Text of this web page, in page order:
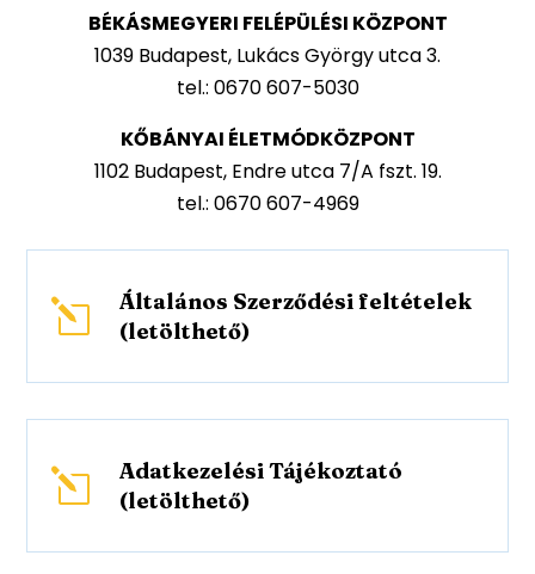
BÉKÁSMEGYERI FELÉPÜLÉSI KÖZPONT
1039 Budapest, Lukács György utca 3.
tel.: 0670 607-5030
KŐBÁNYAI ÉLETMÓDKÖZPONT
1102 Budapest, Endre utca 7/A fszt. 19.
tel.: 0670 607-4969
l
Általános Szerződési feltételek
(letölthető)
l
Adatkezelési Tájékoztató
(letölthető)